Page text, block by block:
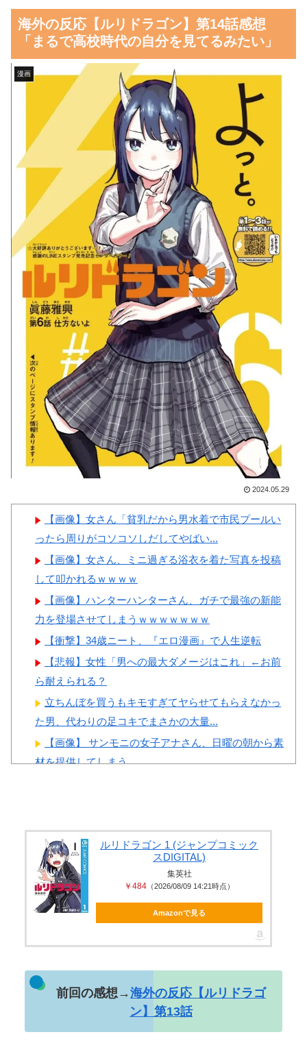
てしまう…
磁気嵐、地球由来のイオンが
主導…JAXAの衛星「あらせ」
が観測！
舌を絡ませて、唾液交換して
── ちゅっちゅしながらの濃厚
エッ画像♪
海外「日本よ、お前がナンバ
ーワンだ」 熊本地震直後の日
本の対応のスピードに世界が衝
【画像】顔100点、体30点の
女ｗｗｗ
Powered by livedoor 相互RSS
た…」
海外「日本の甲子園で飛び出
した高校生とは思えないハイレ
ベルなプレーがこちら」 海外
の反応
韓国人「韓国人が日本のラー
メンについて勘違いしているこ
とがこちら…」→「え
っ？？？？？？？？？？」＝韓
国の反応
韓国人「織田信長の安土城の
復元図と建築技術の高さに韓国
人が衝撃！」→「当時の技術力
に言葉を失う‥」
韓国人「日本の某全国チェー
ン店の商品写真が話題になって
いる理由がこちら…」→「羨ま
しい…（ﾌﾞﾙﾌﾞﾙ」＝韓国の反
応
韓国人「手術中に震度6強の
地震、その時の日本の医療スタ
ッフたちの姿をご覧ください」
→「マジで鳥肌立った」「こう
いう姿は韓国も見習わないと」
「あんな状況なら日本だけでは
うに行動したはずだ」【熊本地
震】
韓国人「アナログの国日本で
いになります」
海外の反応【ルリドラゴン】第14話感想
「まるで高校時代の自分を見てるみたい」
漫画
2024.05.29
【画像】女さん「貧乳だから男水着で市民プールい
ったら周りがコソコソしだしてやばい...
【画像】女さん、ミニ過ぎる浴衣を着た写真を投稿
して叩かれるｗｗｗｗ
【画像】ハンターハンターさん、ガチで最強の新能
力を登場させてしまうｗｗｗｗｗｗｗ
【衝撃】34歳ニート、『エロ漫画』で人生逆転
【悲報】女性「男への最大ダメージはこれ」←お前
ら耐えられる？
立ちんぼを買うもキモすぎてヤらせてもらえなかっ
た男、代わりの足コキでまさかの大量...
【画像】 サンモニの女子アナさん、日曜の朝から素
材を提供してしまう
利用…子供に絶対見せられないメスの...
井上晴美、乳首ヘア○ードや濡れ場お○ぱいがエ□過ぎ
る！人生最後のラスト写真集、最...
ルリドラゴン 1 (ジャンプコミック
スDIGITAL)
集英社
￥484 （2026/08/09 14:21時点）
Amazonで見る
前回の感想→海外の反応【ルリドラゴ
ン】第13話